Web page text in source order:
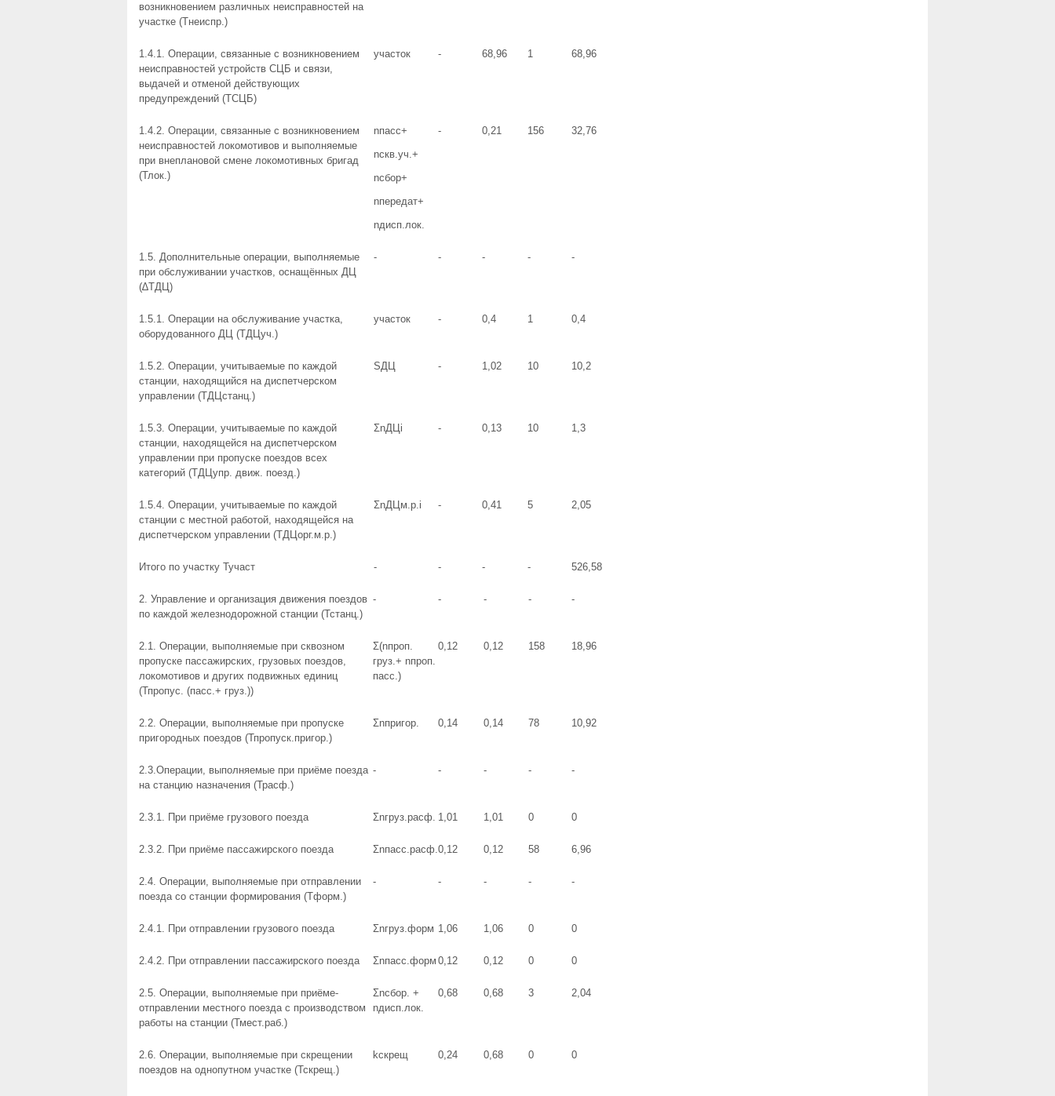
возникновением различных неисправностей на
участке (Тнеиспр.)
1.4.1. Операции, связанные с возникновением
неисправностей устройств СЦБ и связи,
выдачей и отменой действующих
предупреждений (ТСЦБ)
участок - 68,96 1 68,96
1.4.2. Операции, связанные с возникновением
неисправностей локомотивов и выполняемые
при внеплановой смене локомотивных бригад
(Тлок.)
nпасс+
nскв.уч.+
nсбор+
nпередат+
nдисп.лок.
- 0,21 156 32,76
1.5. Дополнительные операции, выполняемые
при обслуживании участков, оснащённых ДЦ
(∆ТДЦ)
- - - - -
1.5.1. Операции на обслуживание участка,
оборудованного ДЦ (ТДЦуч.)
участок - 0,4 1 0,4
1.5.2. Операции, учитываемые по каждой
станции, находящийся на диспетчерском
управлении (ТДЦстанц.)
SДЦ - 1,02 10 10,2
1.5.3. Операции, учитываемые по каждой
станции, находящейся на диспетчерском
управлении при пропуске поездов всех
категорий (ТДЦупр. движ. поезд.)
ΣnДЦi - 0,13 10 1,3
1.5.4. Операции, учитываемые по каждой
станции с местной работой, находящейся на
диспетчерском управлении (ТДЦорг.м.р.)
ΣnДЦм.р.i - 0,41 5 2,05
Итого по участку Тучаст - - - - 526,58
2. Управление и организация движения поездов
по каждой железнодорожной станции (Тстанц.)
- - - - -
2.1. Операции, выполняемые при сквозном
пропуске пассажирских, грузовых поездов,
локомотивов и других подвижных единиц
(Тпропус. (пасс.+ груз.))
Σ(nпроп.
груз.+ nпроп.
пасс.)
0,12 0,12 158 18,96
2.2. Операции, выполняемые при пропуске
пригородных поездов (Тпропуск.пригор.)
Σnпригор. 0,14 0,14 78 10,92
2.3.Операции, выполняемые при приёме поезда
на станцию назначения (Трасф.)
- - - - -
2.3.1. При приёме грузового поезда Σnгруз.расф. 1,01 1,01 0 0
2.3.2. При приёме пассажирского поезда Σnпасс.расф.0,12 0,12 58 6,96
2.4. Операции, выполняемые при отправлении
поезда со станции формирования (Тформ.)
- - - - -
2.4.1. При отправлении грузового поезда Σnгруз.форм 1,06 1,06 0 0
2.4.2. При отправлении пассажирского поезда Σnпасс.форм 0,12 0,12 0 0
2.5. Операции, выполняемые при приёме-
отправлении местного поезда с производством
работы на станции (Тмест.раб.)
Σnсбор. +
nдисп.лок.
0,68 0,68 3 2,04
2.6. Операции, выполняемые при скрещении
поездов на однопутном участке (Тскрещ.)
kскрещ 0,24 0,68 0 0